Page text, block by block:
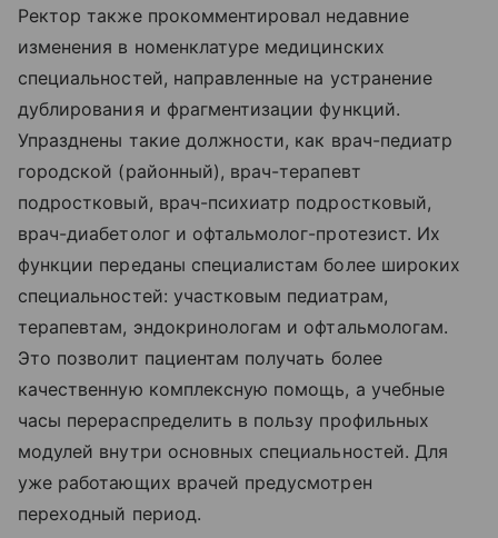
Ректор также прокомментировал недавние
изменения в номенклатуре медицинских
специальностей, направленные на устранение
дублирования и фрагментизации функций.
Упразднены такие должности, как врач-педиатр
городской (районный), врач-терапевт
подростковый, врач-психиатр подростковый,
врач-диабетолог и офтальмолог-протезист. Их
функции переданы специалистам более широких
специальностей: участковым педиатрам,
терапевтам, эндокринологам и офтальмологам.
Это позволит пациентам получать более
качественную комплексную помощь, а учебные
часы перераспределить в пользу профильных
модулей внутри основных специальностей. Для
уже работающих врачей предусмотрен
переходный период.